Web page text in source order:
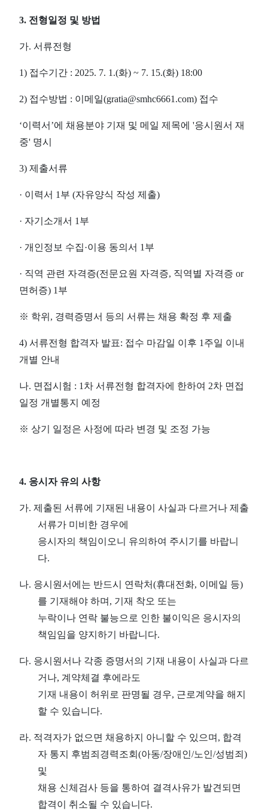
3. 전형일정 및 방법
가. 서류전형
1) 접수기간 : 2025. 7. 1.(화) ~ 7. 15.(화) 18:00
2) 접수방법 : 이메일(gratia@smhc6661.com) 접수
‘이력서 ’에 채용분야 기재 및 메일 제목에 '응시원서 재
중' 명시
3) 제출서류
· 이력서 1 부 (자유양식 작성 제출)
· 자기소개서 1 부
· 개인정보 수집·이용 동의서 1 부
· 직역 관련 자격증(전문요원 자격증, 직역별 자격증 or
면허증) 1 부
※ 학위 , 경력증명서 등의 서류는 채용 확정 후 제출
4) 서류전형 합격자 발표: 접수 마감일 이후 1 주일 이내
개별 안내
나. 면접시험 : 1 차 서류전형 합격자에 한하여 2차 면접
일정 개별통지 예정
※ 상기 일정은 사정에 따라 변경 및 조정 가능
4. 응시자 유의 사항
가. 제출된 서류에 기재된 내용이 사실과 다르거나 제출
서류가 미비한 경우에
응시자의 책임이오니 유의하여 주시기를 바랍니
다.
나. 응시원서에는 반드시 연락처(휴대전화, 이메일 등)
를 기재해야 하며 , 기재 착오 또는
누락이나 연락 불능으로 인한 불이익은 응시자의
책임임을 양지하기 바랍니다.
다. 응시원서나 각종 증명서의 기재 내용이 사실과 다르
거나, 계약체결 후에라도
기재 내용이 허위로 판명될 경우, 근로계약을 해지
할 수 있습니다.
라. 적격자가 없으면 채용하지 아니할 수 있으며 , 합격
자 통지 후범죄경력조회 (아동/장애인/노인/성범죄 )
및
채용 신체검사 등을 통하여 결격사유가 발견되면
합격이 취소될 수 있습니다.